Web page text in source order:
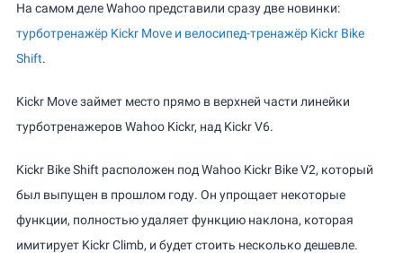
На самом деле Wahoo представили сразу две новинки:
турботренажёр Kickr Move и велосипед-тренажёр Kickr Bike
Shift.
Kickr Move займет место прямо в верхней части линейки
турботренажеров Wahoo Kickr, над Kickr V6.
Kickr Bike Shift расположен под Wahoo Kickr Bike V2, который
был выпущен в прошлом году. Он упрощает некоторые
функции, полностью удаляет функцию наклона, которая
имитирует Kickr Climb, и будет стоить несколько дешевле.